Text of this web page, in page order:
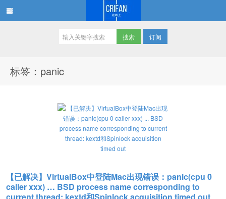
订阅
标签：panic
【已解决】VirtualBox中登陆Mac出现错误：panic(cpu 0
caller xxx) … BSD process name corresponding to